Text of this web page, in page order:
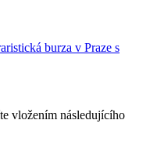
vložením následujícího